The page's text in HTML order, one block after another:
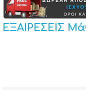
ΕΞΑΙΡΕΣΕΙΣ